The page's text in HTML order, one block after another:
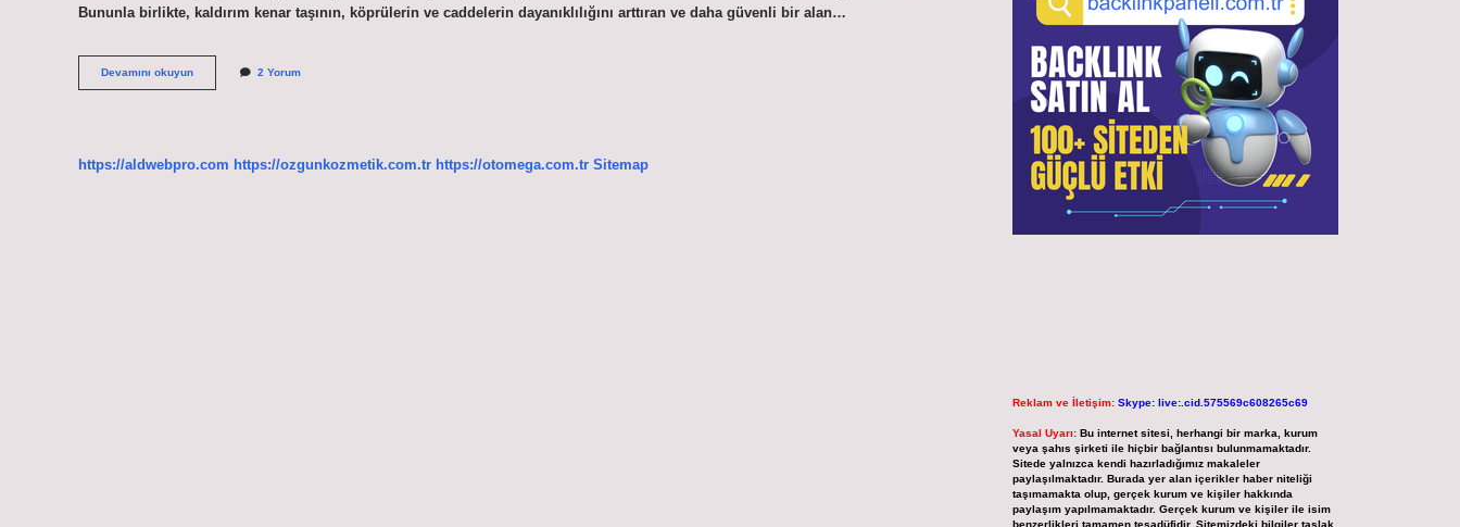
Bununla birlikte, kaldırım kenar taşının, köprülerin ve caddelerin dayanıklılığını arttıran ve daha güvenli bir alan…
Devamını okuyunKaldırım
2 Yorum
https://aldwebpro.com https://ozgunkozmetik.com.tr https://otomega.com.tr Sitemap
Reklam ve İletişim: Skype: live:.cid.575569c608265c69
Yasal Uyarı: Bu internet sitesi, herhangi bir marka, kurum
veya şahıs şirketi ile hiçbir bağlantısı bulunmamaktadır.
Sitede yalnızca kendi hazırladığımız makaleler
paylaşılmaktadır. Burada yer alan içerikler haber niteliği
taşımamakta olup, gerçek kurum ve kişiler hakkında
paylaşım yapılmamaktadır. Gerçek kurum ve kişiler ile isim